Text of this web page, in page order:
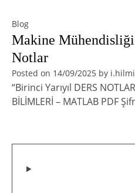
Blog
Makine
Notlar
Posted on 14/09/2025 by
“Birinci Yarıyıl DERS
BİLİMLERİ – MATLAB PDF